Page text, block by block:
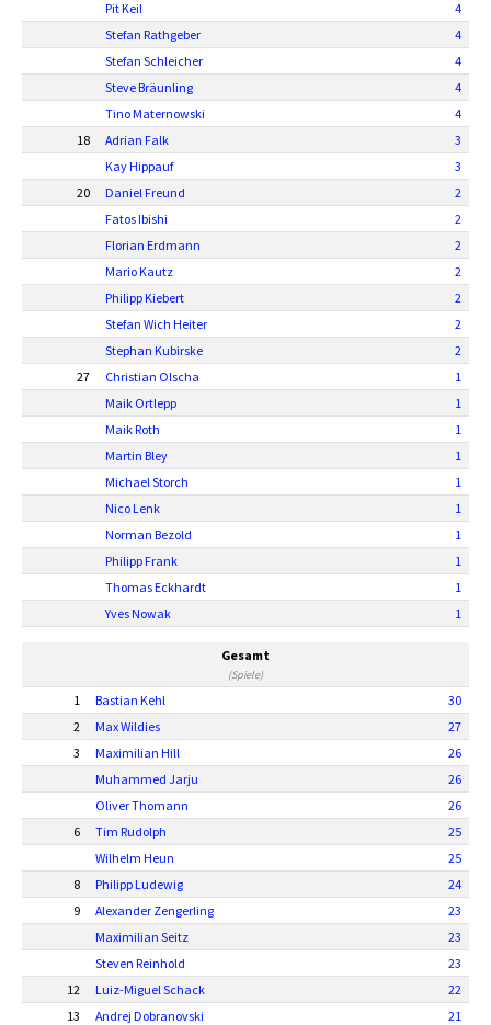
Pit Keil
4
Stefan Rathgeber
4
Stefan Schleicher
4
Steve Bräunling
4
Tino Maternowski
4
18
Adrian Falk
3
Kay Hippauf
3
20
Daniel Freund
2
Fatos Ibishi
2
Florian Erdmann
2
Mario Kautz
2
Philipp Kiebert
2
Stefan Wich Heiter
2
Stephan Kubirske
2
27
Christian Olscha
1
Maik Ortlepp
1
Maik Roth
1
Martin Bley
1
Michael Storch
1
Nico Lenk
1
Norman Bezold
1
Philipp Frank
1
Thomas Eckhardt
1
Yves Nowak
1
Gesamt
(Spiele)
1 Bastian Kehl
30
2
Max Wildies
27
3
Maximilian Hill
26
Muhammed Jarju
26
Oliver Thomann
26
6
Tim Rudolph
25
Wilhelm Heun
25
8
Philipp Ludewig
24
9
Alexander Zengerling
23
Maximilian Seitz
23
Steven Reinhold
23
12
Luiz-Miguel Schack
22
13
Andrej Dobranovski
21